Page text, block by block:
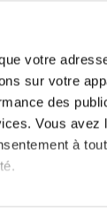
votre
sur votre
des
Vous avez
à tout